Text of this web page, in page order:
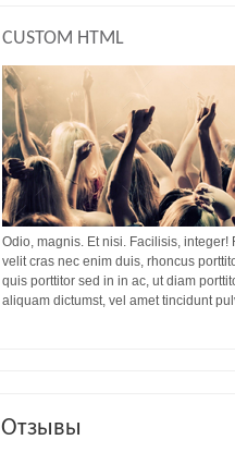
CUSTOM HTML
Odio, magnis. Et nisi. Facilisis,
velit cras nec enim duis, rhoncus
quis porttitor sed in in ac, ut diam
aliquam dictumst, vel amet tincidunt
Отзывы